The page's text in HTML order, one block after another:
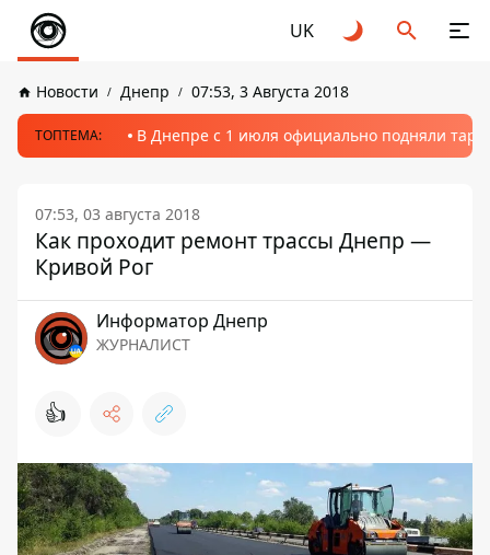
UK
Новости Днепр 07:53, 3 Августа 2018
ТОПТЕМА: В Днепре с 1 июля официально подняли
07:53, 03 августа 2018
Как проходит ремонт трассы Днепр —
Кривой Рог
Информатор Днепр
ЖУРНАЛИСТ
👍